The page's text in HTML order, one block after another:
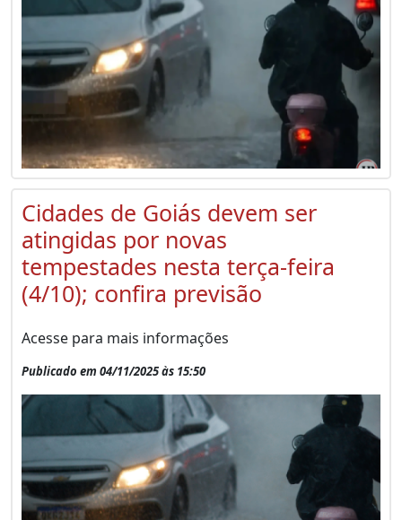
Cidades de Goiás devem ser
atingidas por novas
tempestades nesta terça-feira
(4/10); confira previsão
Acesse para mais informações
Publicado em 04/11/2025 às 15:50